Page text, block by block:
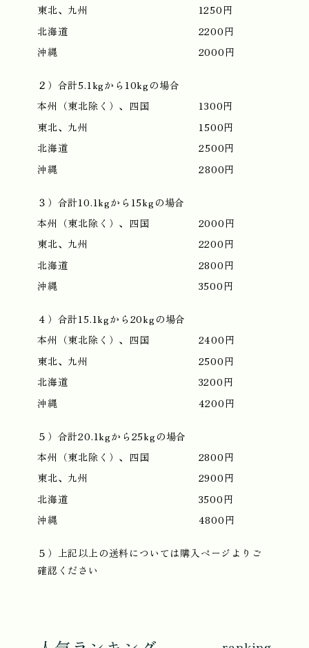
東北、九州
1250円
北海道
2200円
沖縄
2000円
２）合計5.1kgから10kgの場合
本州（東北除く）、四国
1300円
東北、九州
1500円
北海道
2500円
沖縄
2800円
３）合計10.1kgから15kgの場合
本州（東北除く）、四国
2000円
東北、九州
2200円
北海道
2800円
沖縄
3500円
４）合計15.1kgから20kgの場合
本州（東北除く）、四国
2400円
東北、九州
2500円
北海道
3200円
沖縄
4200円
５）合計20.1kgから25kgの場合
本州（東北除く）、四国
2800円
東北、九州
2900円
北海道
3500円
沖縄
4800円
５）上記以上の送料については購入ページよりご
確認ください